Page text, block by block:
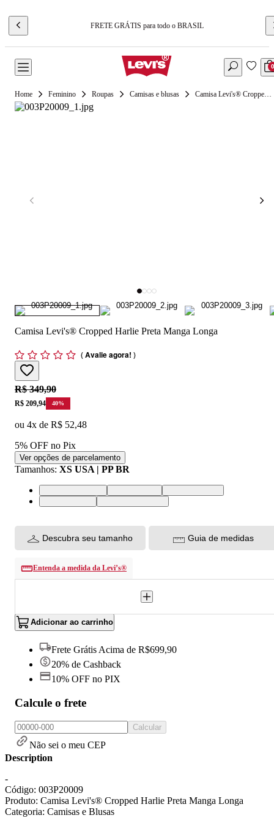
FRETE GRÁTIS para todo o BRASIL
0
Feminino Roupas Camisas e blusas Camisa Levi's® Cropped Harlie Preta Manga Longa
Camisa Levi's® Cropped Harlie Preta Manga Longa
(Avalie agora! )
Original price:
R$ 349,90
Price:
R$ 209,94 40%
ou 4x de R$ 52,48
5% OFF no Pix
Ver opções de parcelamento
Tamanhos: XS USA | PP BR
XS USA | PP BRS USA | P BRM USA | M BR
L USA | G BRXL USA | GG BR
Descubra seu tamanho Guia de medidas
Entenda a medida da Levi’s®
Adicionar ao carrinho
Frete Grátis Acima de R$699,90
20% de Cashback
10% OFF no PIX
Calcule o frete
Calcular
Não sei o meu CEP
Description
-
Código: 003P20009
Produto: Camisa Levi's® Cropped Harlie Preta Manga Longa
Categoria: Camisas e Blusas